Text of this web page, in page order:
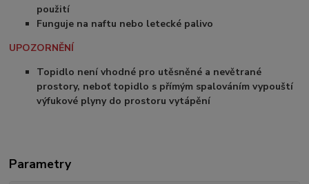
použití
Funguje na naftu nebo letecké palivo
UPOZORNĚNÍ
Topidlo není vhodné pro utěsněné a nevětrané
prostory, neboť topidlo s přímým spalováním vypouští
výfukové plyny do prostoru vytápění
Parametry